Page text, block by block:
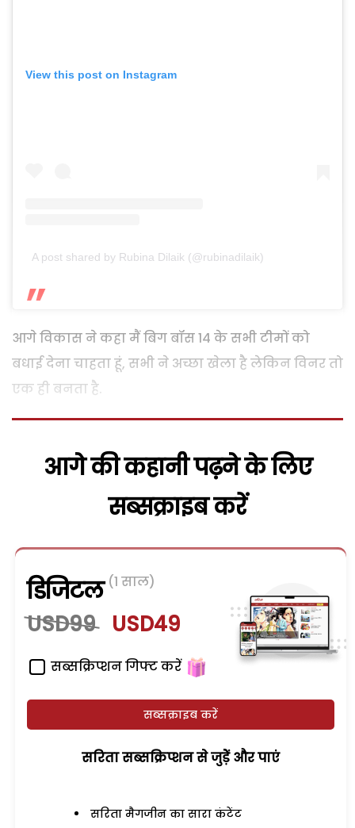
View this post on Instagram
A post shared by Rubina Dilaik (@rubinadilaik)
आगे विकास ने कहा मैं बिग बॉस 14 के सभी टीमों को
बधाई देना चाहता हूं, सभी ने अच्छा खेला है लेकिन विनर तो
एक ही बनता है.
आगे की कहानी पढ़ने के लिए
सब्सक्राइब करें
डिजिटल (1 साल)
USD99 USD49
सब्सक्रिप्शन गिफ्ट करें
सब्सक्राइब करें
सरिता सब्सक्रिप्शन से जुड़ेें और पाएं
सरिता मैगजीन का सारा कंटेंट